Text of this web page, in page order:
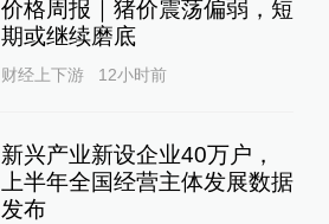
价格周报｜猪价震荡偏弱，短
期或继续磨底
财经上下游 12小时前
新兴产业新设企业40万户，
上半年全国经营主体发展数据
发布